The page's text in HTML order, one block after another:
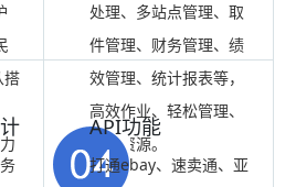
搭
处理、多站点管理、取
件管理、财务管理、绩
效管理、统计报表等，
高效作业、轻松管理、
释放资源。
API功能
打通ebay、速卖通、亚